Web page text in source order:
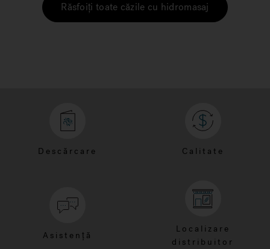
Răsfoiți toate căzile cu hidromasaj
Descărcare Calitate
Asistență
Localizare
distribuitor